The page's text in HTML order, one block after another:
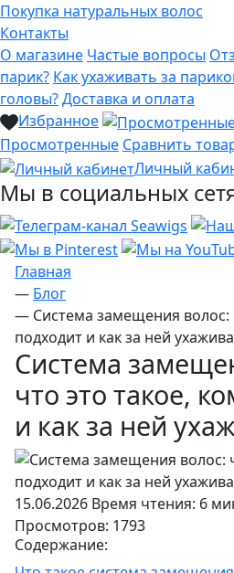
Покупка натуральных волос
Контакты
О магазине Частые вопросы
парик? Как ухаживать за
головы?Доставка и оплата
Избранное
Просмотренные Сравнить
Личный
Мы в социальных
Главная
— Блог
— Система замещения волос:
подходит и как за ней
Система
что это такое,
и как за ней
15.06.2026 Время чтения: 6
Просмотров: 1793
Содержание: